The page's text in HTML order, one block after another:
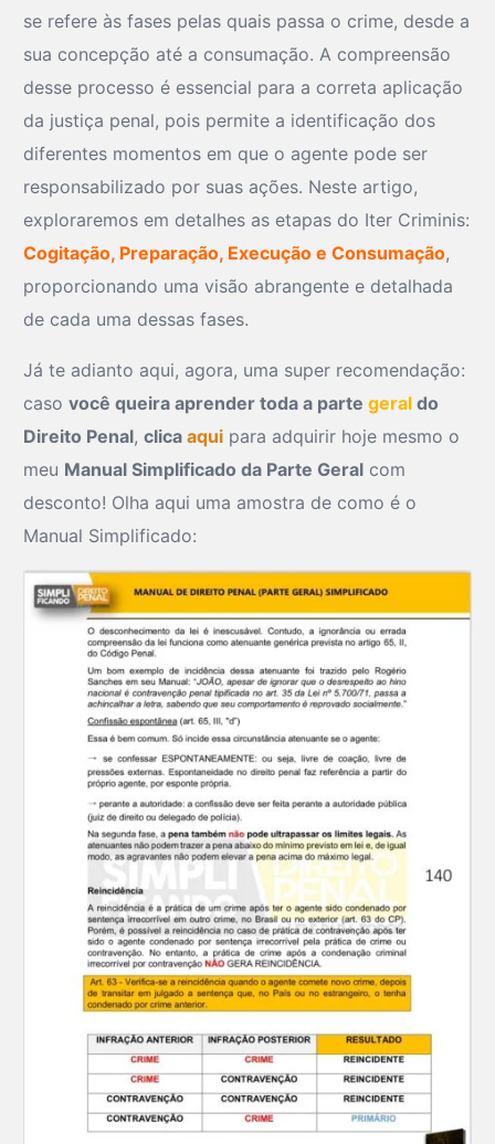
se refere às fases pelas quais passa o crime, desde a
sua concepção até a consumação. A compreensão
desse processo é essencial para a correta aplicação
da justiça penal, pois permite a identificação dos
diferentes momentos em que o agente pode ser
responsabilizado por suas ações. Neste artigo,
exploraremos em detalhes as etapas do Iter Criminis:
Cogitação, Preparação, Execução e Consumação,
proporcionando uma visão abrangente e detalhada
de cada uma dessas fases.
Já te adianto aqui, agora, uma super recomendação:
casovocê queira aprender toda a partegeraldo
Direito Penal,clicaaqui para adquirir hoje mesmo o
meu Manual Simplificado da Parte Geral com
desconto! Olha aqui uma amostra de como é o
Manual Simplificado: